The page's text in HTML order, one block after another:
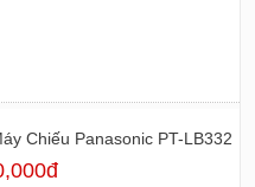
Chiếu Panasonic PT-LB332